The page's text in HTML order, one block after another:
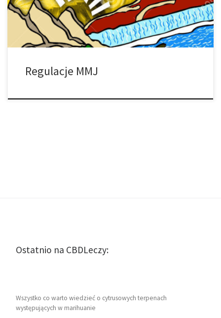
podlega rządowi federalnemu, więc każdy […]
Regulacje MMJ
Ostatnio na CBDLeczy:
Wszystko co warto wiedzieć o cytrusowych terpenach
występujących w marihuanie